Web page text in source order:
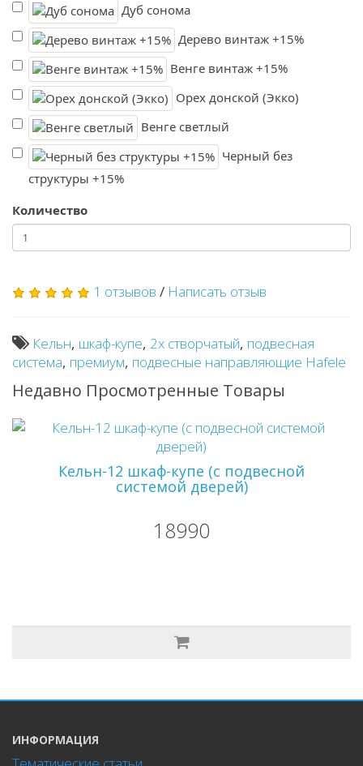
Дуб сонома
Дерево винтаж +15%
Венге винтаж +15%
Орех донской (Экко)
Венге светлый
Черный без
структуры +15%
Количество
1 отзывов / Написать отзыв
Кельн, шкаф-купе, 2х створчатый, подвесная
система, премиум, подвесные направляющие Hafele
Недавно Просмотренные Товары
Кельн-12 шкаф-купе (с подвесной
системой дверей)
18990
ИНФОРМАЦИЯ